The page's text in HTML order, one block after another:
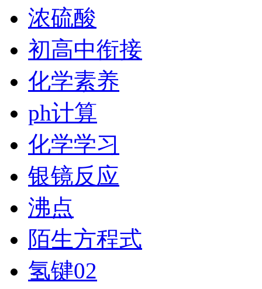
浓硫酸
初高中衔接
化学素养
ph计算
化学学习
银镜反应
沸点
陌生方程式
氢键02